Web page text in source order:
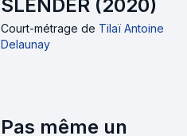
SLENDER (2020)
Court-métrage de Tilaï Antoine
Delaunay
Pas même un